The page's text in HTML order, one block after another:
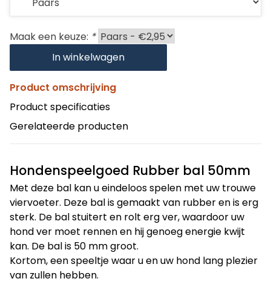
Maak een keuze: *
In winkelwagen
Product omschrijving
Product specificaties
Gerelateerde producten
Hondenspeelgoed Rubber bal 50mm
Met deze bal kan u eindeloos spelen met uw trouwe
viervoeter. Deze bal is gemaakt van rubber en is erg
sterk. De bal stuitert en rolt erg ver, waardoor uw
hond ver moet rennen en hij genoeg energie kwijt
kan. De bal is 50 mm groot.
Kortom, een speeltje waar u en uw hond lang plezier
van zullen hebben.